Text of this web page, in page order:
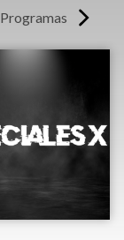
Programas